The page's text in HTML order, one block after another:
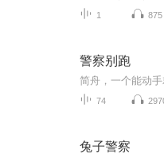
1 875
警察别跑
74
兔子警察